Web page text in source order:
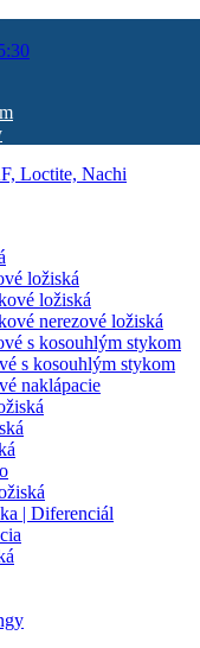
ložiská
ložiská
nerezové ložiská
s kosouhlým stykom
s kosouhlým stykom
naklápacie
| Diferenciál